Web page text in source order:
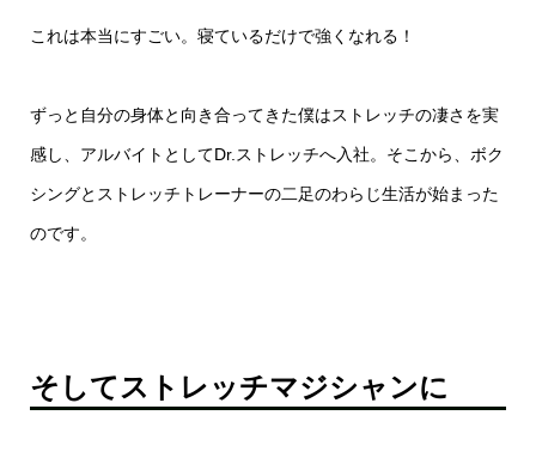
これは本当にすごい。寝ているだけで強くなれる！
ずっと自分の身体と向き合ってきた僕はストレッチの凄さを実
感し、アルバイトとしてDr.ストレッチへ入社。そこから、ボク
シングとストレッチトレーナーの二足のわらじ生活が始まった
のです。
そしてストレッチマジシャンに